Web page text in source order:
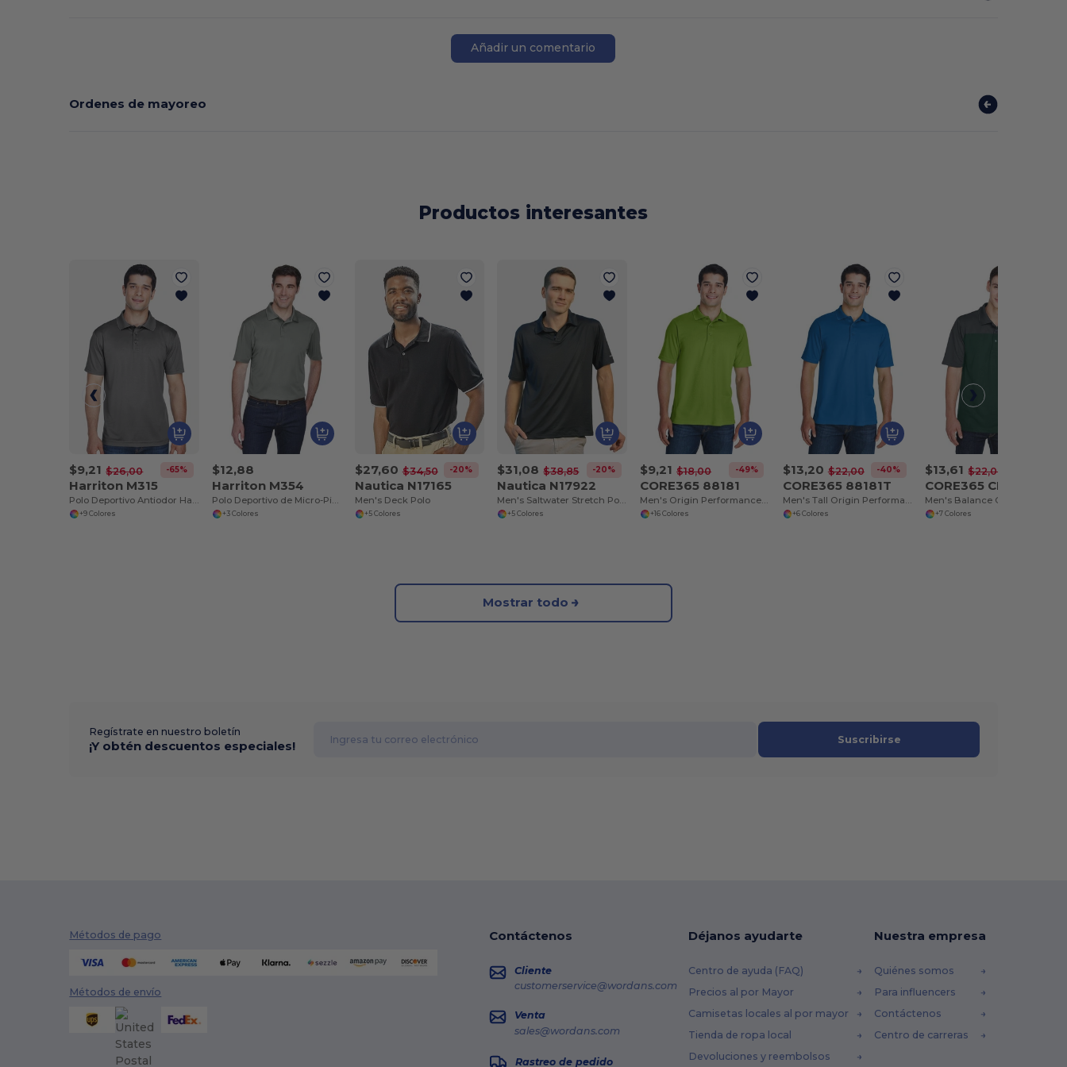
Añadir un comentario
Ordenes de mayoreo
Productos interesantes
$9,21 $26,00 -65%
Harriton M315
Polo Deportivo Antiodor Harriton
+9 Colores
$12,88
Harriton M354
Polo Deportivo de Micro-Piqué para Hombre
+3 Colores
$27,60 $34,50 -20%
Nautica N17165
Men's Deck Polo
+5 Colores
$31,08 $38,85 -20%
Nautica N17922
Men's Saltwater Stretch Polo
+5 Colores
$9,21 $18,00 -49%
CORE365 88181
Men's Origin Performance Piqué Polo
+16 Colores
$13,20 $22,00 -40%
CORE365 88181T
Men's Tall Origin Performance Piqué Polo
+6 Colores
$13,61 $22,00
CORE365 CE101
+7 Colores
Mostrar todo
Regístrate en nuestro boletín
¡Y obtén descuentos especiales! Suscribirse
Métodos de pago
Métodos de envío
Contáctenos
Cliente
customerservice@wordans.com
Venta
sales@wordans.com
Rastreo de pedido
Déjanos ayudarte
Centro de ayuda (FAQ)
Precios al por Mayor
Camisetas locales al por mayor
Tienda de ropa local
Devoluciones y reembolsos
Nuestra empresa
Quiénes somos
Para influencers
Contáctenos
Centro de carreras